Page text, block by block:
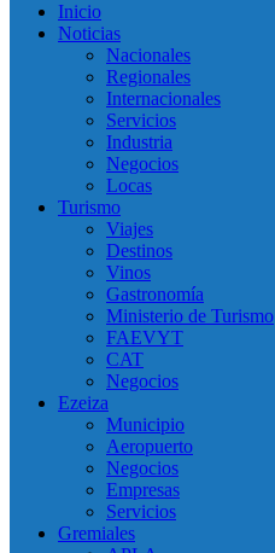
Inicio
Noticias
Nacionales
Regionales
Internacionales
Servicios
Industria
Negocios
Locas
Turismo
Viajes
Destinos
Vinos
Gastronomía
Ministerio de Turismo
FAEVYT
CAT
Negocios
Ezeiza
Municipio
Aeropuerto
Negocios
Empresas
Servicios
Gremiales